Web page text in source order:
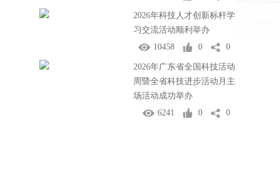
2026年科技人才创新标杆学
习交流活动顺利举办
10458
0 0
2026年广东省全国科技活动
周暨全省科技进步活动月主
场活动成功举办
6241
0 0